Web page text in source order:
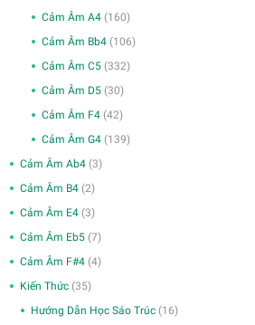
Cảm Âm A4 (160)
Cảm Âm Bb4 (106)
Cảm Âm C5 (332)
Cảm Âm D5 (30)
Cảm Âm F4 (42)
Cảm Âm G4 (139)
Cảm Âm Ab4 (3)
Cảm Âm B4 (2)
Cảm Âm E4 (3)
Cảm Âm Eb5 (7)
Cảm Âm F#4 (4)
Kiến Thức (35)
Hướng Dẫn Học Sáo Trúc (16)